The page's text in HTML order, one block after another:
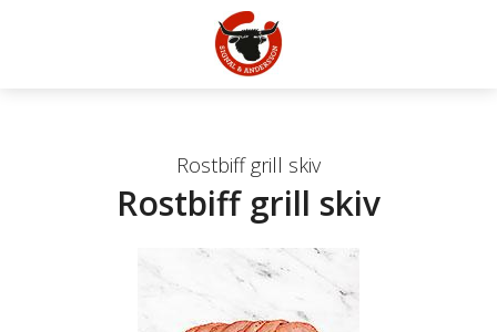
Rostbiff grill skiv
Rostbiff grill skiv